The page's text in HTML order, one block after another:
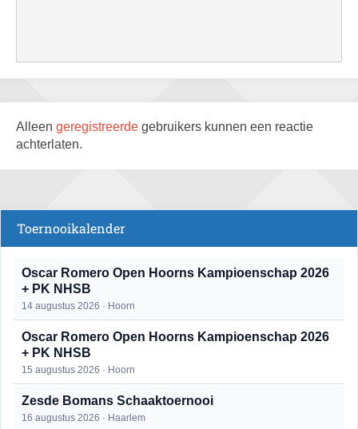
Alleen geregistreerde gebruikers kunnen een reactie
achterlaten.
Toernooikalender
Oscar Romero Open Hoorns Kampioenschap 2026
+ PK NHSB
14 augustus 2026 · Hoorn
Oscar Romero Open Hoorns Kampioenschap 2026
+ PK NHSB
15 augustus 2026 · Hoorn
Zesde Bomans Schaaktoernooi
16 augustus 2026 · Haarlem